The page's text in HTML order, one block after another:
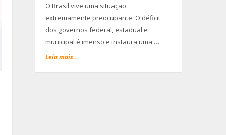
O Brasil vive uma situação
extremamente preocupante. O déficit
dos governos federal, estadual e
municipal é imenso e instaura uma …
Leia mais...